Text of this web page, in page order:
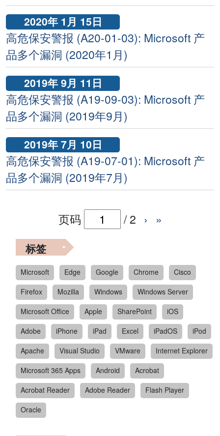
2020年 1月 15日
高危保安警报 (A20-01-03): Microsoft 产
品多个漏洞 (2020年1月)
2019年 9月 11日
高危保安警报 (A19-09-03): Microsoft 产
品多个漏洞 (2019年9月)
2019年 7月 10日
高危保安警报 (A19-07-01): Microsoft 产
品多个漏洞 (2019年7月)
页码 /2 › »
标签
Microsoft Edge Google Chrome
Cisco
Firefox
Mozilla Windows
Windows Server
Microsoft Office
Apple SharePoint
iOS
Adobe
iPhone iPad Excel iPadOS
iPod
Apache
Visual Studio VMware
Internet Explorer
Microsoft 365 Apps
Android
Acrobat
Acrobat Reader
Adobe Reader
Flash Player
Oracle